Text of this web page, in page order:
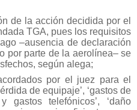
de la acción decidida por el
TGA, pues los requisitos
–ausencia de declaración
por parte de la aerolínea– se
según alega;
por el juez para el
de equipaje’, ‘gastos de
gastos telefónicos’, ‘daño